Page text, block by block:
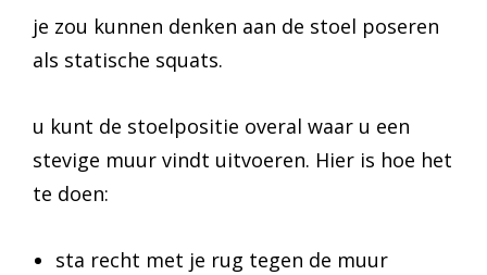
je zou kunnen denken aan de stoel poseren
als statische squats.
u kunt de stoelpositie overal waar u een
stevige muur vindt uitvoeren. Hier is hoe het
te doen:
sta recht met je rug tegen de muur